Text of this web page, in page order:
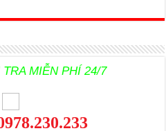
MIỄN PHÍ 24/7